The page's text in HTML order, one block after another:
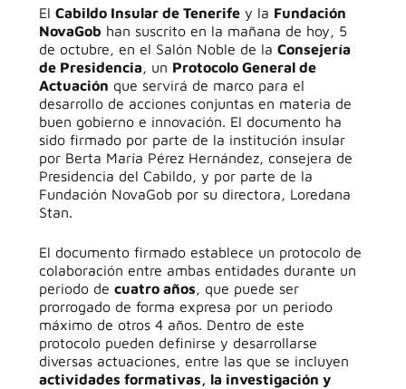
El Cabildo Insular de Tenerifey la Fundación
NovaGob han suscrito en la mañana de hoy, 5
de octubre, en el Salón Noble de la Consejería
de Presidencia, un Protocolo General de
Actuación que servirá de marco para el
desarrollo de acciones conjuntas en materia de
buen gobierno e innovación. El documento ha
sido firmado por parte de la institución insular
por Berta María Pérez Hernández, consejera de
Presidencia del Cabildo, y por parte de la
Fundación NovaGob por su directora, Loredana
Stan.
El documento firmado establece un protocolo de
colaboración entre ambas entidades durante un
periodo de cuatro años, que puede ser
prorrogado de forma expresa por un periodo
máximo de otros 4 años. Dentro de este
protocolo pueden definirse y desarrollarse
diversas actuaciones, entre las que se incluyen
actividades formativas, la investigación y